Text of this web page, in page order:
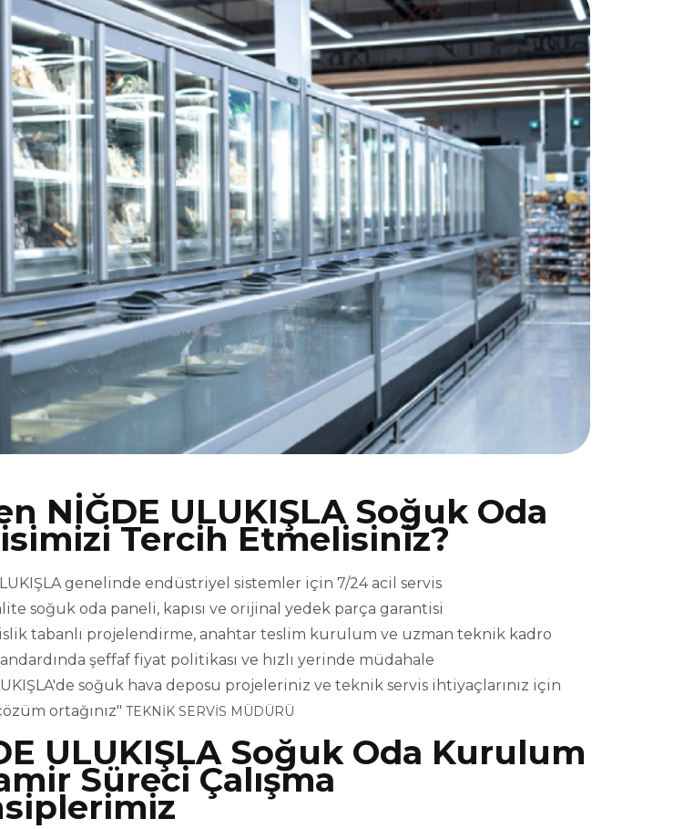
NİĞDE ULUKIŞLA Soğuk Oda
Tercih Etmelisiniz?
genelinde endüstriyel sistemler için 7/24 acil servis
soğuk oda paneli, kapısı ve orijinal yedek parça garantisi
tabanlı projelendirme, anahtar teslim kurulum ve uzman teknik kadro
şeffaf fiyat politikası ve hızlı yerinde müdahale
soğuk hava deposu projeleriniz ve teknik servis ihtiyaçlarınız için
ortağınız" TEKNİK SERVİS MÜDÜRÜ
ULUKIŞLA Soğuk Oda Kurulum
Süreci Çalışma